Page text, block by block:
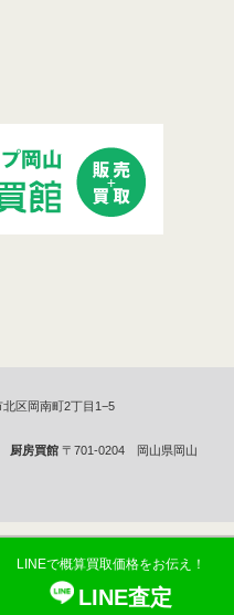
区岡南町2丁目1−5
厨房買館 〒701-0204 岡山県岡山
で買取ならリサイクル買館へAll
LINEで概算買取価格をお伝え！
LINE査定